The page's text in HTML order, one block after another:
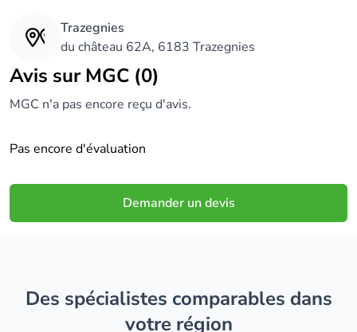
Trazegnies
du château 62A, 6183 Trazegnies
Avis sur MGC (0)
MGC n'a pas encore reçu d'avis.
Pas encore d'évaluation
Demander un devis
Des spécialistes comparables dans
votre région